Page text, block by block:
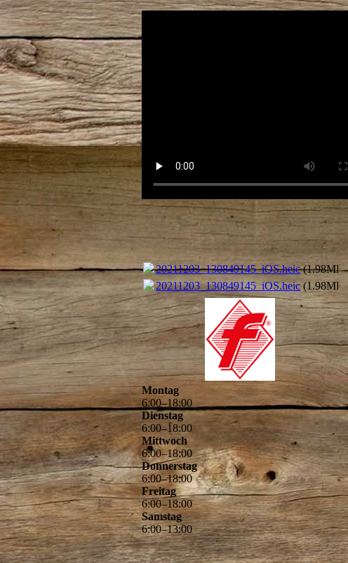
20211203_130849145_iOS.heic(1.98MB)
20211203_130849145_iOS.heic (1.98MB)
Montag
6:00–18:00
Dienstag
6:00–18:00
Mittwoch
6:00–18:00
Donnerstag
6:00–18:00
Freitag
6:00–18:00
Samstag
6:00–13:00